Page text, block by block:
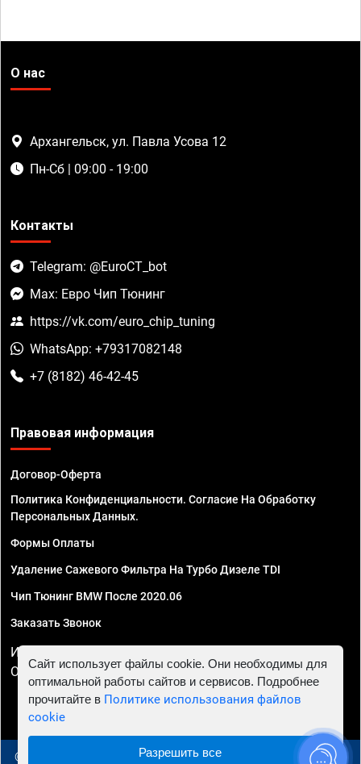
О нас
Архангельск, ул. Павла Усова 12
Пн-Сб | 09:00 - 19:00
Контакты
Telegram: @EuroCT_bot
Max: Евро Чип Тюнинг
https://vk.com/euro_chip_tuning
WhatsApp: +79317082148
+7 (8182) 46-42-45
Правовая информация
Договор-Оферта
Политика Конфиденциальности. Согласие На Обработку
Персональных Данных.
Формы Оплаты
Удаление Сажевого Фильтра На Турбо Дизеле TDI
Чип Тюнинг BMW После 2020.06
Заказать Звонок
ИП Смирнов Георгий Павлович. ИНН 781302555843,
ОГРНИП 324470400032610
© 2010 - 2026 Чип тюнинг в Архангельске - Автосервис
Сайт использует файлы cookie. Они необходимы для
оптимальной работы сайтов и сервисов. Подробнее
прочитайте в Политике использования файлов
cookie
Разрешить все